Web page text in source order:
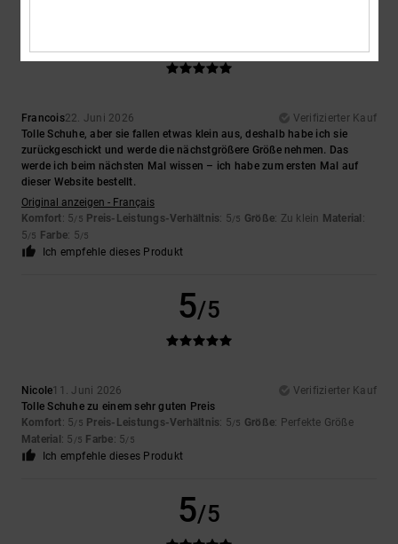
Francois22. Juni 2026
Verifizierter Kauf
Tolle Schuhe, aber sie fallen etwas klein aus, deshalb habe ich sie
zurückgeschickt und werde die nächstgrößere Größe nehmen. Das
werde ich beim nächsten Mal wissen – ich habe zum ersten Mal auf
dieser Website bestellt.
Original anzeigen - Français
Komfort: 5/5 Preis-Leistungs-Verhältnis: 5/5 Größe: Zu klein Material :
5/5 Farbe: 5/5
Ich empfehle dieses Produkt
5/5
Nicole11. Juni 2026
Verifizierter Kauf
Tolle Schuhe zu einem sehr guten Preis
Komfort: 5/5 Preis-Leistungs-Verhältnis: 5/5 Größe: Perfekte Größe
Material : 5 /5 Farbe: 5/5
Ich empfehle dieses Produkt
5/5